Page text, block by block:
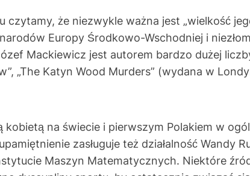
że niezwykle ważna jest „wielkość
Europy Środkowo-Wschodniej i
Mackiewicz jest autorem bardzo dużej
„The Katyn Wood Murders” (wydana w
na świecie i pierwszym Polakiem w
zasługuje też działalność Wandy
Maszyn Matematycznych. Niektóre